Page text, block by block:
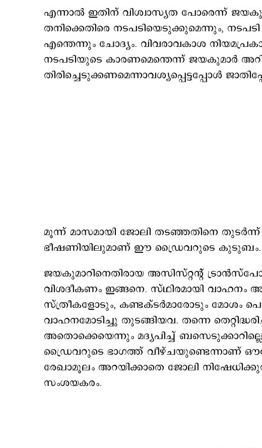
എന്നാല്‍ ഇതിന് വിശ്വാസ്യത പോരെന്ന്
തനിക്കെതിരെ നടപടിയെടുക്കുമെന്നും,
എന്തെന്നും ചോദ്യം. വിവരാവകാശ
നടപടിയുടെ കാരണമെന്തെന്ന് ജയകുമാര്‍
തിരിച്ചെടുക്കണമെന്നാവശ്യപ്പെട്ടപ്പോള്‍
മൂന്ന് മാസമായി ജോലി തടഞ്ഞതിനെ തുടര്‍ന്ന്
ഭീഷണിയിലുമാണ് ഈ ഡ്രൈവറുടെ കുടുബം.
ജയകുമാറിനെതിരായ അസിസ്റ്റന്‍റ്
വിശദീകണം ഇങ്ങനെ. സ്ഥിരമായി
സ്ത്രീകളോടും, കണ്ടക്ടര്‍മാരോടും മോശം
വാഹനമോടിച്ചു തുടങ്ങിയവ. തന്നെ
അതൊക്കെയെന്നും മദ്യപിച്ച്
ഡ്രൈവറുടെ ഭാഗത്ത് വീഴ്ചയുണ്ടെന്നാണ്
രേഖാമൂലം അറയിക്കാതെ ജോലി
സംശയകരം.